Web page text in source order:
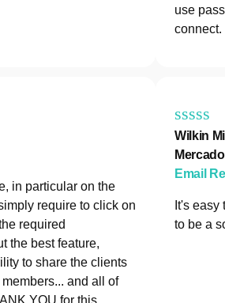
use
connect.
in particular on the
require to click on
required
the best feature,
to share the clients
and all of
YOU for this
Wilkin
Mercado
Email
It's
to be a